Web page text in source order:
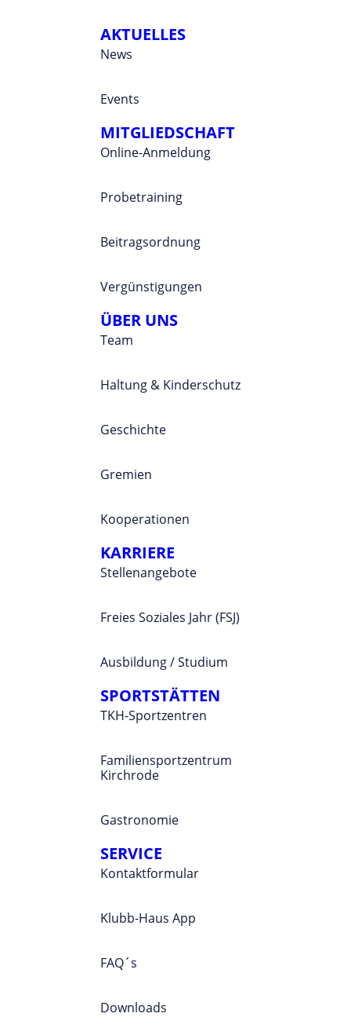
AKTUELLES
News
Events
MITGLIEDSCHAFT
Online-Anmeldung
Probetraining
Beitragsordnung
Vergünstigungen
ÜBER UNS
Team
Haltung & Kinderschutz
Geschichte
Gremien
Kooperationen
KARRIERE
Stellenangebote
Freies Soziales Jahr (FSJ)
Ausbildung / Studium
SPORTSTÄTTEN
TKH-Sportzentren
Familiensportzentrum
Kirchrode
Gastronomie
SERVICE
Kontaktformular
Klubb-Haus App
FAQ´s
Downloads